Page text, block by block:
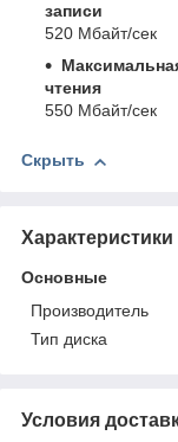
записи
520 Мбайт/сек
чтения
550 Мбайт/сек
Скрыть
Характеристики
Основные
Производитель
Тип диска
Условия